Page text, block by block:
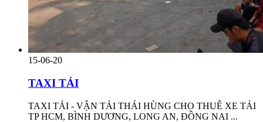
15-06-20
TAXI TẢI
TAXI TẢI - VẬN TẢI THÁI HÙNG CHO THUÊ XE TẢI
TP HCM, BÌNH DƯƠNG, LONG AN, ĐỒNG NAI ...